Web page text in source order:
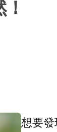
想要